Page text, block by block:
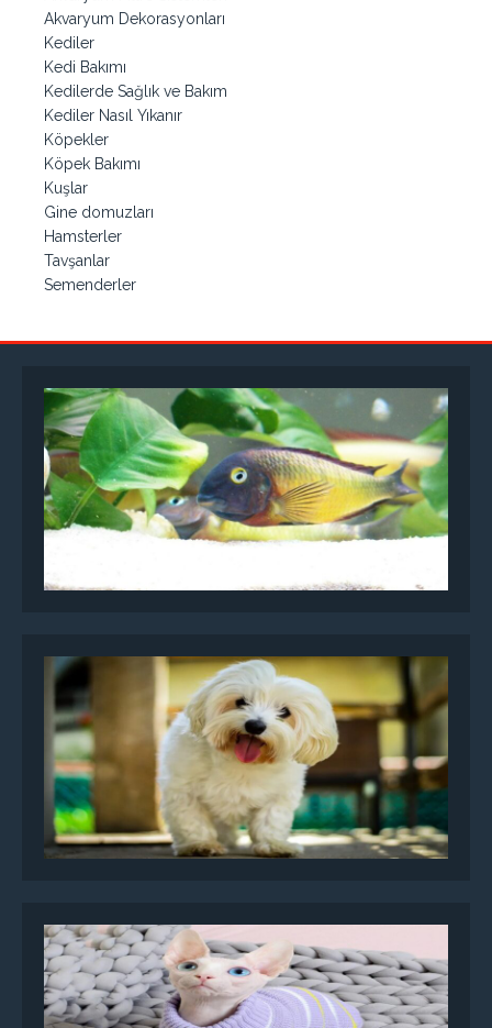
Akvaryum Dekorasyonları
Kediler
Kedi Bakımı
Kedilerde Sağlık ve Bakım
Kediler Nasıl Yıkanır
Köpekler
Köpek Bakımı
Kuşlar
Gine domuzları
Hamsterler
Tavşanlar
Semenderler